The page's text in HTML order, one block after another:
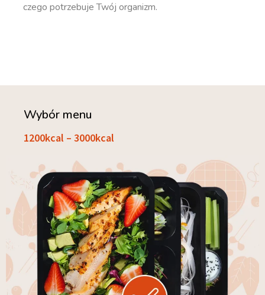
czego potrzebuje Twój organizm.
Wybór menu
1200kcal – 3000kcal